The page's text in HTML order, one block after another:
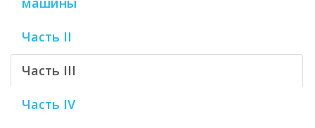
Часть II
Часть III
Часть IV